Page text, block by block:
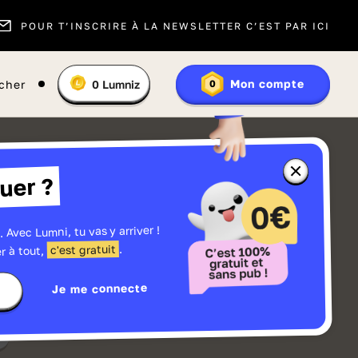
POUR T’INSCRIRE À LA NEWSLETTER C’EST PAR ICI
En
savoir
plus
les
Vous
:
0 Lumniz 0 Mon compte
Fermer
la
fenêtre
sur
Lumniz
?
Lumni, tu vas y arriver !
à tout, c'est gratuit .
Je me connecte